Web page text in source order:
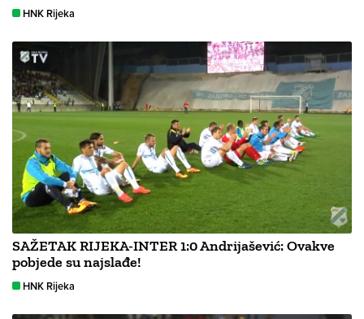
HNK Rijeka
SAŽETAK RIJEKA-INTER 1:0 Andrijašević: Ovakve
pobjede su najslađe!
HNK Rijeka